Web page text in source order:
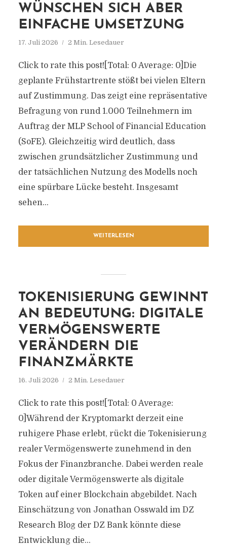
WÜNSCHEN SICH ABER
EINFACHE UMSETZUNG
17. Juli 2026 2 Min. Lesedauer
Click to rate this post![Total: 0 Average: 0]Die
geplante Frühstartrente stößt bei vielen Eltern
auf Zustimmung. Das zeigt eine repräsentative
Befragung von rund 1.000 Teilnehmern im
Auftrag der MLP School of Financial Education
(SoFE). Gleichzeitig wird deutlich, dass
zwischen grundsätzlicher Zustimmung und
der tatsächlichen Nutzung des Modells noch
eine spürbare Lücke besteht. Insgesamt
sehen...
WEITERLESEN
TOKENISIERUNG GEWINNT
AN BEDEUTUNG: DIGITALE
VERMÖGENSWERTE
VERÄNDERN DIE
FINANZMÄRKTE
16. Juli 2026 2 Min. Lesedauer
Click to rate this post![Total: 0 Average:
0]Während der Kryptomarkt derzeit eine
ruhigere Phase erlebt, rückt die Tokenisierung
realer Vermögenswerte zunehmend in den
Fokus der Finanzbranche. Dabei werden reale
oder digitale Vermögenswerte als digitale
Token auf einer Blockchain abgebildet. Nach
Einschätzung von Jonathan Osswald im DZ
Research Blog der DZ Bank könnte diese
Entwicklung die...